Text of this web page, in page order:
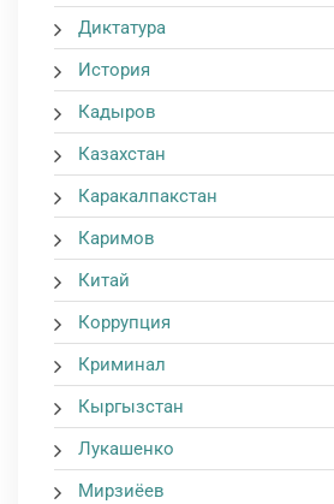
Диктатура
История
Кадыров
Казахстан
Каракалпакстан
Каримов
Китай
Коррупция
Криминал
Кыргызстан
Лукашенко
Мирзиёев